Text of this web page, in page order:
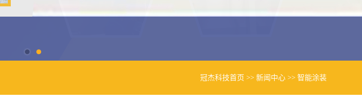
冠杰科技首页 >> 新闻中心 >> 智能涂装